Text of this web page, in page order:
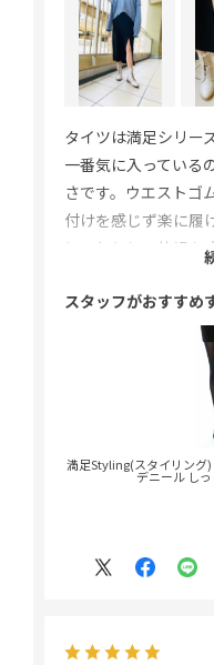
タイツは満足シリー
一番気に入っている
さです。ウエストゴ
付けを感じず楽に履
しっとりして乾燥を
着用カラー：コーラ
ピンクカラーで肌の
スタッフがおすすめ
満足Styling(スタイリング
デニール し